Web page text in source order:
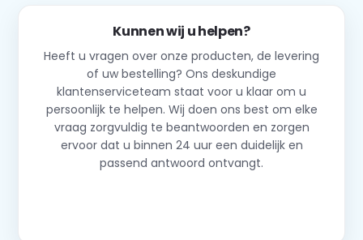
Kunnen wij u helpen?
Heeft u vragen over onze producten, de levering
of uw bestelling? Ons deskundige
klantenserviceteam staat voor u klaar om u
persoonlijk te helpen. Wij doen ons best om elke
vraag zorgvuldig te beantwoorden en zorgen
ervoor dat u binnen 24 uur een duidelijk en
passend antwoord ontvangt.